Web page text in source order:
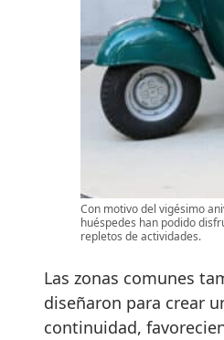
Con motivo del vigésimo
huéspedes han podido
repletos de actividades.
Las zonas comunes
diseñaron para crear
continuidad,